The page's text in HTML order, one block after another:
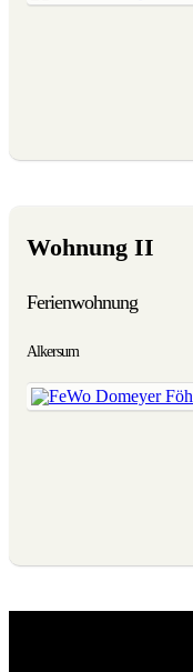
Wohnung II
Ferienwohnung
Alkersum